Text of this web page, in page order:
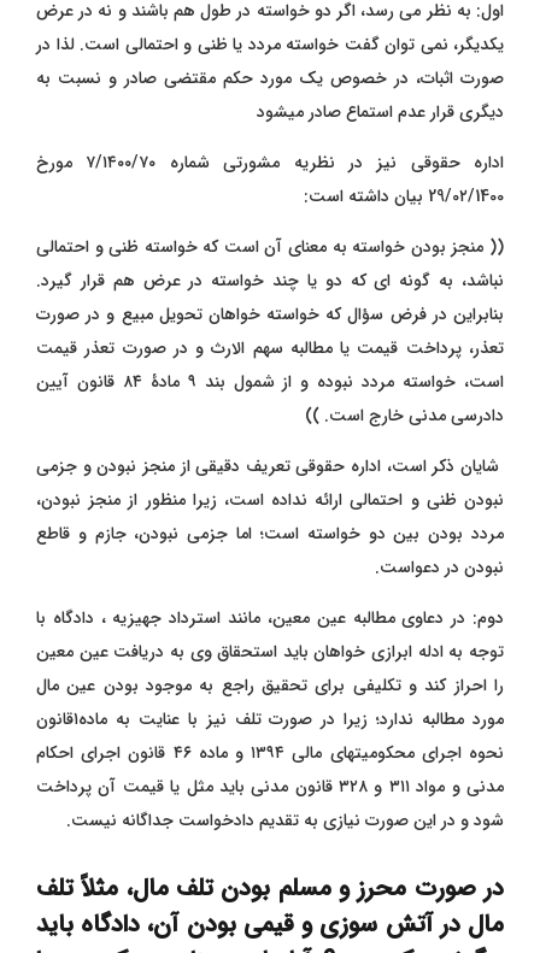
اول: به نظر می رسد، اگر دو خواسته در طول هم باشند و نه در عرض
یکدیگر، نمی توان گفت خواسته مردد یا ظنی و احتمالی است. لذا در
صورت اثبات، در خصوص یک مورد حکم مقتضی صادر و نسبت به
دیگری قرار عدم استماع صادر میشود
اداره حقوقی نیز در نظریه مشورتی شماره ۷/۱۴۰۰/۷۰ مورخ
29/0۲/1400 بیان داشته است:
(( منجز بودن خواسته به معنای آن است که خواسته ظنی و احتمالی
نباشد، به گونه ای که دو یا چند خواسته در عرض هم قرار گیرد.
بنابراین در فرض سؤال که خواسته خواهان تحویل مبیع و در صورت
تعذر، پرداخت قیمت یا مطالبه سهم الارث و در صورت تعذر قیمت
است، خواسته مردد نبوده و از شمول بند ۹ مادۀ ۸۴ قانون آیین
دادرسی مدنی خارج است. ))
شایان ذکر است، اداره حقوقی تعریف دقیقی از منجز نبودن و جزمی
نبودن ظنی و احتمالی ارائه نداده است، زیرا منظور از منجز نبودن،
مردد بودن بین دو خواسته است؛ اما جزمی نبودن، جازم و قاطع
نبودن در دعواست.
دوم: در دعاوی مطالبه عین معین، مانند استرداد جهیزیه ، دادگاه با
توجه به ادله ابرازی خواهان باید استحقاق وی به دریافت عین معین
را احراز کند و تکلیفی برای تحقیق راجع به موجود بودن عین مال
مورد مطالبه ندارد؛ زیرا در صورت تلف نیز با عنایت به ماده۱قانون
نحوه اجرای محکومیتهای مالی ۱۳۹۴ و ماده ۴۶ قانون اجرای احکام
مدنی و مواد ۳۱۱ و ۳۲۸ قانون مدنی باید مثل یا قیمت آن پرداخت
شود و در این صورت نیازی به تقدیم دادخواست جداگانه نیست.
در صورت محرز و مسلم بودن تلف مال، مثلاً تلف
مال در آتش سوزی و قیمی بودن آن، دادگاه باید